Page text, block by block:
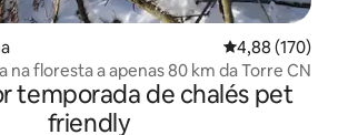
4,88 de uma
4,88 (170)
na floresta a apenas 80 km da Torre CN
temporada de chalés pet
friendly